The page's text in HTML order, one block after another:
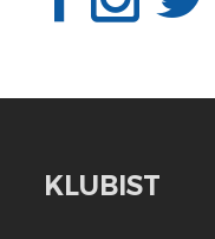
KLUBIST